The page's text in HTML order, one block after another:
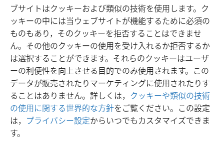
ブサイトはクッキーおよび類似の技術を使用します。ク
ッキーの中には当ウェブサイトが機能するために必須の
ものもあり，そのクッキーを拒否することはできませ
ん。その他のクッキーの使用を受け入れるか拒否するか
は選択することができます。それらのクッキーはユーザ
ーの利便性を向上させる目的でのみ使用されます。この
データが販売されたりマーケティングに使用されたりす
ることはありません。詳しくは， クッキーや類似の技術
の使用に関する世界的な方針をご覧ください。この設定
は， プライバシー設定からいつでもカスタマイズできま
す。
日本語 シェアする 設定
Copyright © 2026 Watch Tower Bible and Tract Society of Pennsylvania
利用規約
プライバシーに関する方針 プライバシー設定
JW.ORG
ログイン